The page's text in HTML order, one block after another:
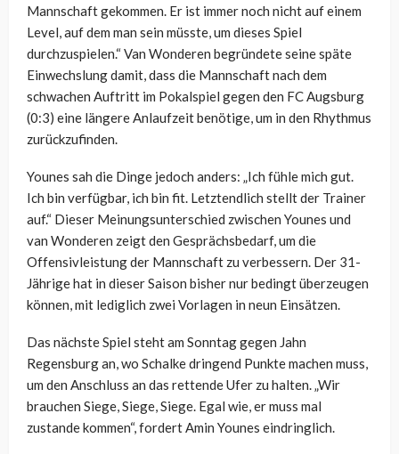
Mannschaft gekommen. Er ist immer noch nicht auf einem
Level, auf dem man sein müsste, um dieses Spiel
durchzuspielen.“ Van Wonderen begründete seine späte
Einwechslung damit, dass die Mannschaft nach dem
schwachen Auftritt im Pokalspiel gegen den FC Augsburg
(0:3) eine längere Anlaufzeit benötige, um in den Rhythmus
zurückzufinden.
Younes sah die Dinge jedoch anders: „Ich fühle mich gut.
Ich bin verfügbar, ich bin fit. Letztendlich stellt der Trainer
auf.“ Dieser Meinungsunterschied zwischen Younes und
van Wonderen zeigt den Gesprächsbedarf, um die
Offensivleistung der Mannschaft zu verbessern. Der 31-
Jährige hat in dieser Saison bisher nur bedingt überzeugen
können, mit lediglich zwei Vorlagen in neun Einsätzen.
Das nächste Spiel steht am Sonntag gegen Jahn
Regensburg an, wo Schalke dringend Punkte machen muss,
um den Anschluss an das rettende Ufer zu halten. „Wir
brauchen Siege, Siege, Siege. Egal wie, er muss mal
zustande kommen“, fordert Amin Younes eindringlich.